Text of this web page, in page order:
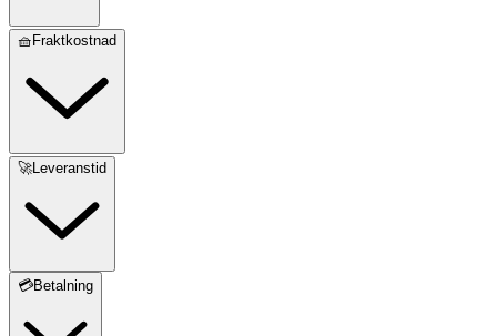
🧺Fraktkostnad
🚀Leveranstid
💳Betalning